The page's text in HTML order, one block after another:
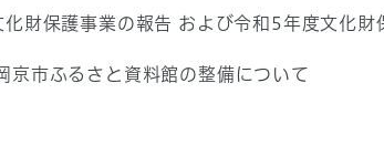
財保護事業の報告 および令和5年度文化財
市ふるさと資料館の整備について